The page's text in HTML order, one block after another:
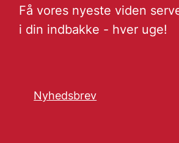
Få vores nyeste viden
i din indbakke - hver uge!
Nyhedsbrev